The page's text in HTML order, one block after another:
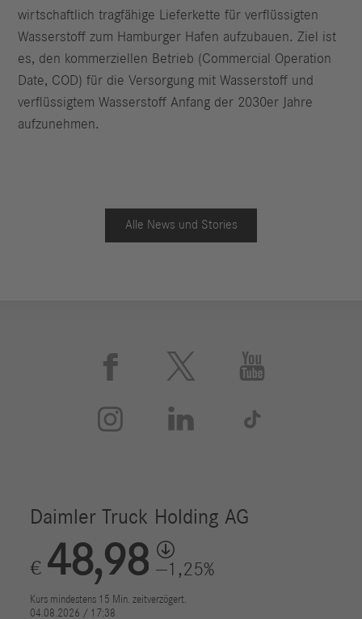
wirtschaftlich tragfähige Lieferkette für verflüssigten
Wasserstoff zum Hamburger Hafen aufzubauen. Ziel ist
es, den kommerziellen Betrieb (Commercial Operation
Date, COD) für die Versorgung mit Wasserstoff und
verflüssigtem Wasserstoff Anfang der 2030er Jahre
aufzunehmen.
Alle News und Stories
 


 